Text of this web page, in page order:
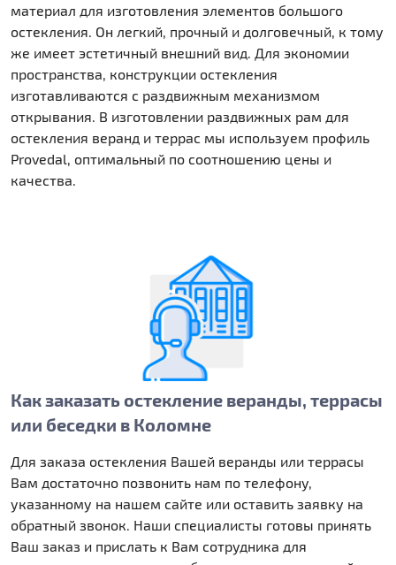
материал для изготовления элементов большого
остекления. Он легкий, прочный и долговечный, к тому
же имеет эстетичный внешний вид. Для экономии
пространства, конструкции остекления
изготавливаются с раздвижным механизмом
открывания. В изготовлении раздвижных рам для
остекления веранд и террас мы используем профиль
Provedal, оптимальный по соотношению цены и
качества.
Как заказать остекление веранды, террасы
или беседки в Коломне
Для заказа остекления Вашей веранды или террасы
Вам достаточно позвонить нам по телефону,
указанному на нашем сайте или оставить заявку на
обратный звонок. Наши специалисты готовы принять
Ваш заказ и прислать к Вам сотрудника для